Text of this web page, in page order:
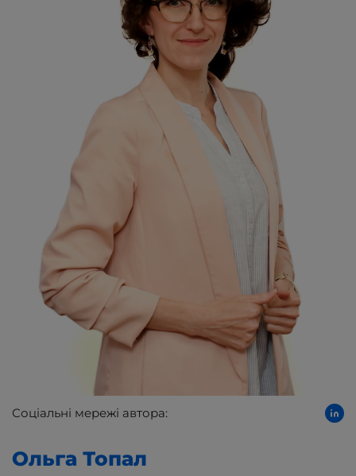
Соціальні мережі автора:
Ольга Топал